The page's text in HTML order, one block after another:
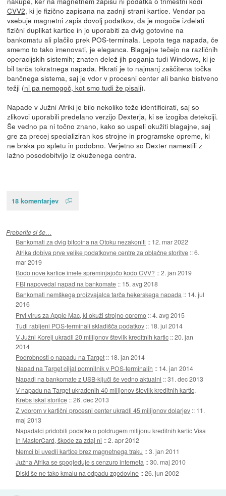
CVV2, ki je fizično zapisana na zadnji strani kartice. Vendar pa
vsebuje magnetni zapis dovolj podatkov, da je mogoče izdelati
fizični duplikat kartice in jo uporabiti za dvig gotovine na
bankomatu ali plačilo prek POS-terminala. Lepota tega napada, če
smemo to tako imenovati, je eleganca. Blagajne tečejo na različnih
operacijskih sistemih; znaten delež jih poganja tudi Windows, ki je
bil tarča tokratnega napada. Hkrati je to najmanj zaščitena točka
bančnega sistema, saj je vdor v procesni center ali banko bistveno
težji (ni pa nemogoč, kot smo tudi že pisali).
Napade v Južni Afriki je bilo nekoliko teže identificirati, saj so
zlikovci uporabili predelano verzijo Dexterja, ki se izogiba detekciji.
Še vedno pa ni točno znano, kako so uspeli okužiti blagajne, saj
gre za precej specializiran kos strojne in programske opreme, ki
ne brska po spletu in podobno. Verjetno so Dexter namestili z
lažno posodobitvijo iz okuženega centra.
18 komentarjev
Preberite si še…
Bankomati za dvig bitcoina na Otoku nezakoniti :: 12. mar 2022
Afrika dobiva prve velike podatkovne centre za oblačne storitve ::6.
mar 2019
Bodo nove kartice imele spreminjajočo kodo CVV? ::2. jan 2019
FBI napovedal napad na bankomate :: 15. avg 2018
Bankomati nemškega proizvajalca tarča hekerskega napada :: 14. jul
2016
Prvi virus za Apple Mac, ki okuži strojno opremo ::4. avg 2015
Tudi rabljeni POS-terminali skladišča podatkov :: 18. jul 2014
V Južni Koreji ukradli 20 milijonov številk kreditnih kartic ::20. jan
2014
Podrobnosti o napadu na Target :: 18. jan 2014
Napad na Target ciljal pomnilnik v POS-terminalih :: 14. jan 2014
Napadi na bankomate z USB-ključi še vedno aktualni ::31. dec 2013
V napadu na Target ukradenih 40 milijonov številk kreditnih kartic,
Krebs iskal storilce ::26. dec 2013
Z vdorom v kartični procesni center ukradli 45 milijonov dolarjev :: 11.
maj 2013
Napadalci pridobili podatke o poldrugem milijonu kreditnih kartic Visa
in MasterCard, škode za zdaj ni ::2. apr 2012
Nemci bi uvedli kartice brez magnetnega traku ::3. jan 2011
Južna Afrika se spogleduje s cenzuro interneta ::30. maj 2010
Diski še ne tako kmalu na odpadu zgodovine ::26. jun 2002